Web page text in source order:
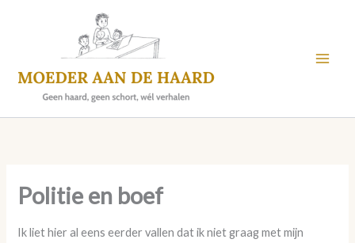
Politie en boef
Ik liet hier al eens eerder vallen dat ik niet graag met mijn